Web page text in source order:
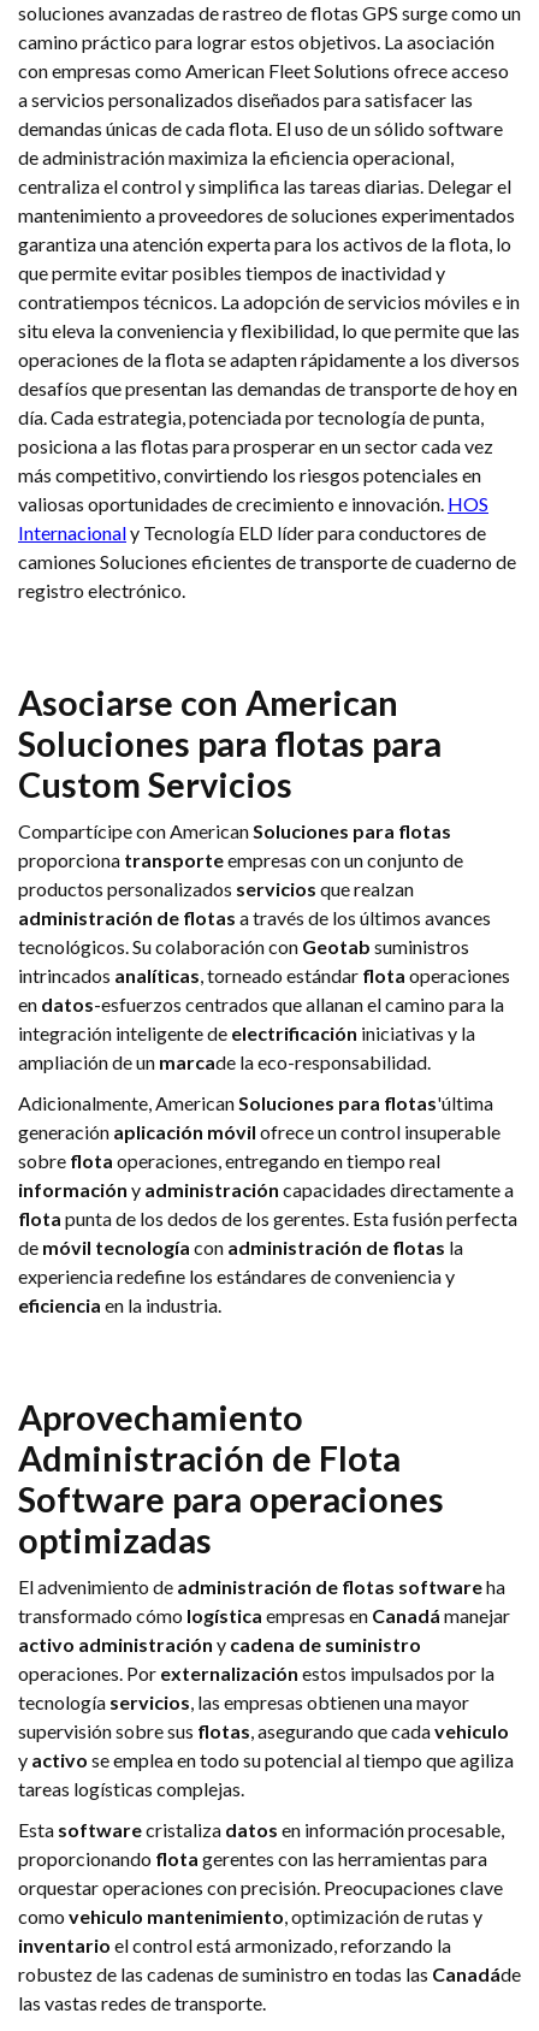
soluciones avanzadas de rastreo de flotas GPS surge como un
camino práctico para lograr estos objetivos. La asociación
con empresas como American Fleet Solutions ofrece acceso
a servicios personalizados diseñados para satisfacer las
demandas únicas de cada flota. El uso de un sólido software
de administración maximiza la eficiencia operacional,
centraliza el control y simplifica las tareas diarias. Delegar el
mantenimiento a proveedores de soluciones experimentados
garantiza una atención experta para los activos de la flota, lo
que permite evitar posibles tiempos de inactividad y
contratiempos técnicos. La adopción de servicios móviles e in
situ eleva la conveniencia y flexibilidad, lo que permite que las
operaciones de la flota se adapten rápidamente a los diversos
desafíos que presentan las demandas de transporte de hoy en
día. Cada estrategia, potenciada por tecnología de punta,
posiciona a las flotas para prosperar en un sector cada vez
más competitivo, convirtiendo los riesgos potenciales en
valiosas oportunidades de crecimiento e innovación. HOS
Internacionaly Tecnología ELD líder para conductores de
camiones Soluciones eficientes de transporte de cuaderno de
registro electrónico.
Asociarse con American
Soluciones para flotas para
Custom Servicios
Compartícipe con AmericanSoluciones para flotas
proporciona transporteempresas con un conjunto de
productos personalizados servicios que realzan
administración de flotas a través de los últimos avances
tecnológicos. Su colaboración con Geotab suministros
intrincados analíticas, torneado estándar flota operaciones
en datos-esfuerzos centrados que allanan el camino para la
integración inteligente de electrificación iniciativas y la
ampliación de un marcade la eco-responsabilidad.
Adicionalmente, AmericanSoluciones para flotas'última
generación aplicación móvil ofrece un control insuperable
sobre flota operaciones, entregando en tiempo real
información y administración capacidades directamente a
flota punta de los dedos de los gerentes. Esta fusión perfecta
de móvil tecnología con administración de flotas la
experiencia redefine los estándares de conveniencia y
eficiencia en la industria.
Aprovechamiento
Administración de Flota
Software para operaciones
optimizadas
El advenimiento de administración de flotas softwareha
transformado cómo logística empresas en Canadá manejar
activo administración y cadena de suministro
operaciones. Por externalización estos impulsados por la
tecnología servicios, las empresas obtienen una mayor
supervisión sobre sus flotas, asegurando que cadavehiculo
y activo se emplea en todo su potencial al tiempo que agiliza
tareas logísticas complejas.
Esta softwarecristaliza datos en información procesable,
proporcionando flota gerentes con las herramientas para
orquestar operaciones con precisión. Preocupaciones clave
como vehiculo mantenimiento, optimización de rutas y
inventario el control está armonizado, reforzando la
robustez de las cadenas de suministro en todas las Canadáde
las vastas redes de transporte.